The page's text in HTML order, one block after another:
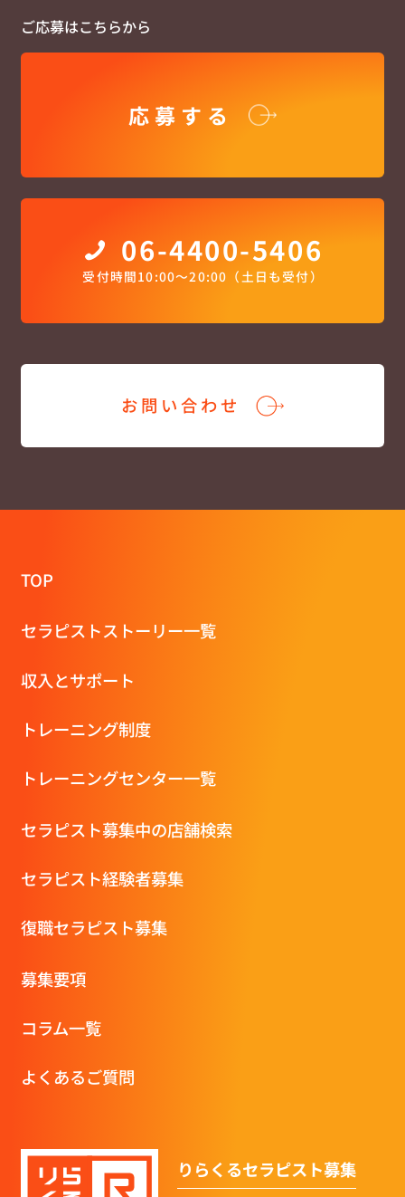
ご応募はこちらから
応募する
06-4400-5406
受付時間10:00〜20:00（土日も受付）
お問い合わせ
TOP
セラピストストーリー一覧
収⼊とサポート
トレーニング制度
トレーニングセンター一覧
セラピスト募集中の店舗検索
セラピスト経験者募集
復職セラピスト募集
募集要項
コラム一覧
よくあるご質問
りらくるセラピスト募集